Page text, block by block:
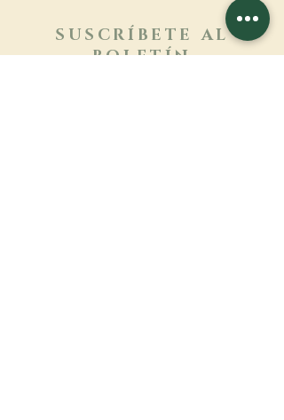
SUSCRÍBETE AL
BOLETÍN